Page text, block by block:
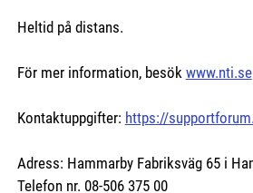
Heltid på distans.
För mer information, besök www.nti.se
Kontaktuppgifter: https://
Adress: Hammarby Fabriksväg 65 i
Telefon nr. 08-506 375 00